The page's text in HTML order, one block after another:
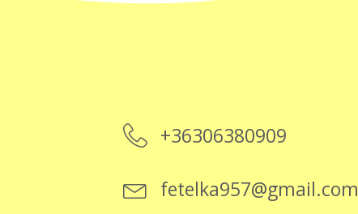
+36306380909
fetelka957@gmail.com